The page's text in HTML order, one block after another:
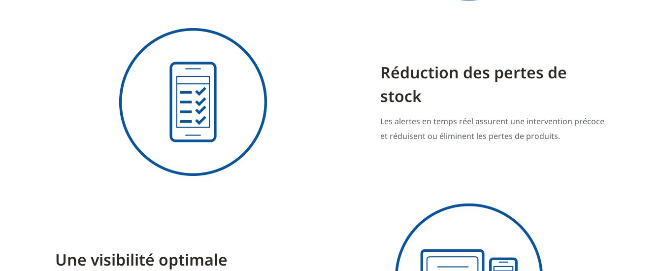
Réduction des pertes de
stock
Les alertes en temps réel assurent une intervention précoce
et réduisent ou éliminent les pertes de produits.
Une visibilité optimale